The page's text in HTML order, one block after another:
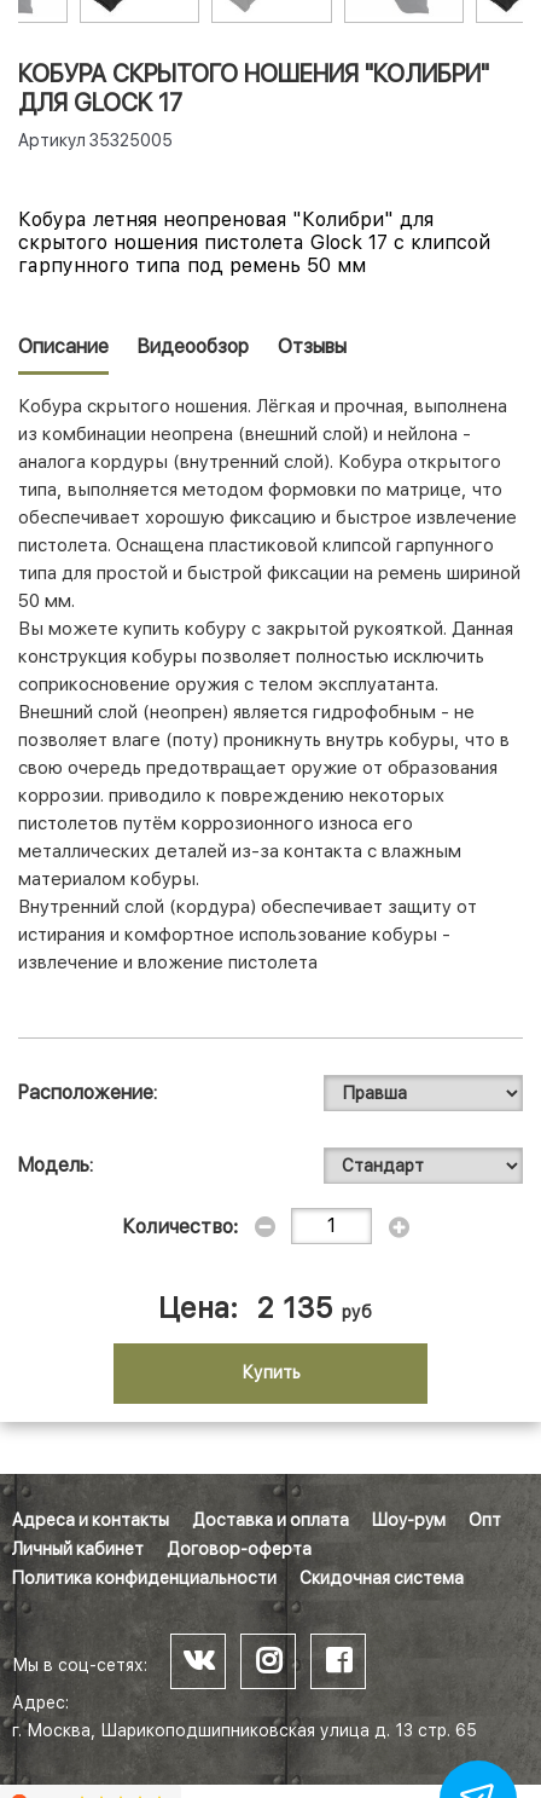
КОБУРА СКРЫТОГО НОШЕНИЯ "КОЛИБРИ"
ДЛЯ GLOCK 17
Артикул 35325005
Кобура летняя неопреновая "Колибри" для
скрытого ношения пистолета Glock 17 с клипсой
гарпунного типа под ремень 50 мм
Описание Видеообзор Отзывы
Кобура скрытого ношения. Лёгкая и прочная, выполнена
из комбинации неопрена (внешний слой) и нейлона -
аналога кордуры (внутренний слой). Кобура открытого
типа, выполняется методом формовки по матрице, что
обеспечивает хорошую фиксацию и быстрое извлечение
пистолета. Оснащена пластиковой клипсой гарпунного
типа для простой и быстрой фиксации на ремень шириной
50 мм.
Вы можете купить кобуру с закрытой рукояткой. Данная
конструкция кобуры позволяет полностью исключить
соприкосновение оружия с телом эксплуатанта.
Внешний слой (неопрен) является гидрофобным - не
позволяет влаге (поту) проникнуть внутрь кобуры, что в
свою очередь предотвращает оружие от образования
коррозии. приводило к повреждению некоторых
пистолетов путём коррозионного износа его
металлических деталей из-за контакта с влажным
материалом кобуры.
Внутренний слой (кордура) обеспечивает защиту от
истирания и комфортное использование кобуры -
извлечение и вложение пистолета
Расположение
Модель
Количество:
Цена: 2 135 руб
Купить
Адреса и контакты Доставка и оплата Шоу-рум
Опт
Личный кабинет
Договор-оферта
Политика конфиденциальности
Скидочная система
Мы в соц-сетях:
Адрес:
г. Москва, Шарикоподшипниковская улица д. 13 стр. 65